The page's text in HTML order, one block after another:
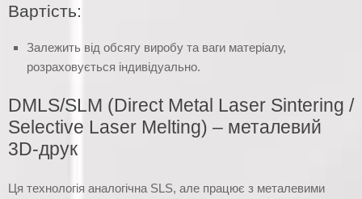
Вартість:
Залежить від обсягу виробу та ваги матеріалу,
розраховується індивідуально.
DMLS/SLM (Direct Metal Laser Sintering /
Selective Laser Melting) – металевий
3D-друк
Ця технологія аналогічна SLS, але працює з металевими